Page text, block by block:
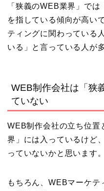
「狭義のWEB業界」では
を指している傾向が高い
ティングに関わっている
いる」と言っている人が
WEB制作会社は「狭
ていない
WEB制作会社の立ち位置
界」には入っているけど
っていないかと思います。
もちろん、WEBマーケテ